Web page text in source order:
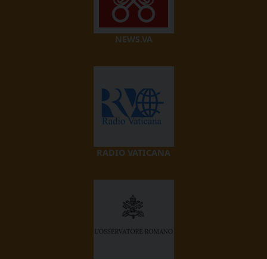
NEWS.VA
RADIO VATICANA